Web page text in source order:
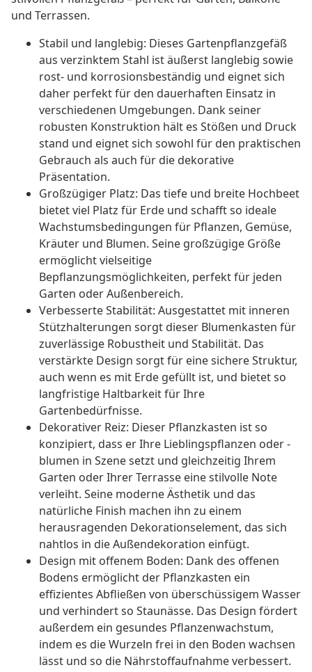
und Terrassen.
Stabil und langlebig: Dieses Gartenpflanzgefäß
aus verzinktem Stahl ist äußerst langlebig sowie
rost- und korrosionsbeständig und eignet sich
daher perfekt für den dauerhaften Einsatz in
verschiedenen Umgebungen. Dank seiner
robusten Konstruktion hält es Stößen und Druck
stand und eignet sich sowohl für den praktischen
Gebrauch als auch für die dekorative
Präsentation.
Großzügiger Platz: Das tiefe und breite Hochbeet
bietet viel Platz für Erde und schafft so ideale
Wachstumsbedingungen für Pflanzen, Gemüse,
Kräuter und Blumen. Seine großzügige Größe
ermöglicht vielseitige
Bepflanzungsmöglichkeiten, perfekt für jeden
Garten oder Außenbereich.
Verbesserte Stabilität: Ausgestattet mit inneren
Stützhalterungen sorgt dieser Blumenkasten für
zuverlässige Robustheit und Stabilität. Das
verstärkte Design sorgt für eine sichere Struktur,
auch wenn es mit Erde gefüllt ist, und bietet so
langfristige Haltbarkeit für Ihre
Gartenbedürfnisse.
Dekorativer Reiz: Dieser Pflanzkasten ist so
konzipiert, dass er Ihre Lieblingspflanzen oder -
blumen in Szene setzt und gleichzeitig Ihrem
Garten oder Ihrer Terrasse eine stilvolle Note
verleiht. Seine moderne Ästhetik und das
natürliche Finish machen ihn zu einem
herausragenden Dekorationselement, das sich
nahtlos in die Außendekoration einfügt.
Design mit offenem Boden: Dank des offenen
Bodens ermöglicht der Pflanzkasten ein
effizientes Abfließen von überschüssigem Wasser
und verhindert so Staunässe. Das Design fördert
außerdem ein gesundes Pflanzenwachstum,
indem es die Wurzeln frei in den Boden wachsen
lässt und so die Nährstoffaufnahme verbessert.